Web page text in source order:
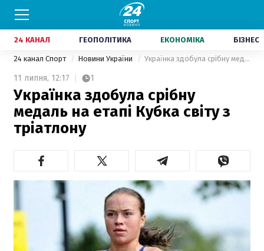
24 КАНАЛ ГЕОПОЛІТИКА ЕКОНОМІКА БІЗНЕС
24 канал Спорт Новини України Українка здобула срібну медаль на етапі Кубка світу з тріатлону
11 липня, 12:17 1
Українка здобула срібну
медаль на етапі Кубка світу з
тріатлону